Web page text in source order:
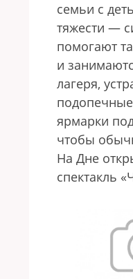
семьи с
тяжести —
помогают
и
лагеря,
ярмарки
чтобы
На Дне
спектакль